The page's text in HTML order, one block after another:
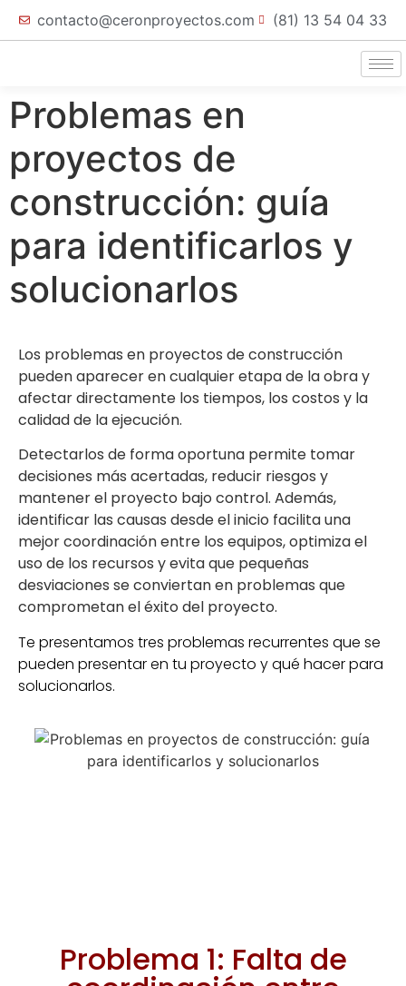
contacto@ceronproyectos.com (81) 13 54 04 33
Problemas en
proyectos de
construcción: guía
para identificarlos y
solucionarlos
Los problemas en proyectos de construcción
pueden aparecer en cualquier etapa de la obra y
afectar directamente los tiempos, los costos y la
calidad de la ejecución.
Detectarlos de forma oportuna permite tomar
decisiones más acertadas, reducir riesgos y
mantener el proyecto bajo control. Además,
identificar las causas desde el inicio facilita una
mejor coordinación entre los equipos, optimiza el
uso de los recursos y evita que pequeñas
desviaciones se conviertan en problemas que
comprometan el éxito del proyecto.
Te presentamos tres problemas recurrentes que se
pueden presentar en tu proyecto y qué hacer para
solucionarlos.
Problema 1: Falta de